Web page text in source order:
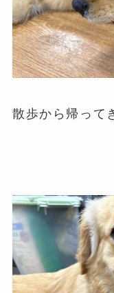
散歩から帰って